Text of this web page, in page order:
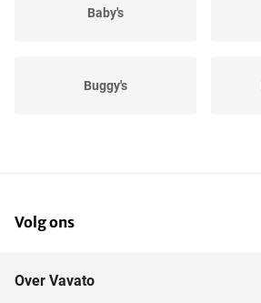
Baby's
Buggy's
Loopstoelen
Volg ons
Over Vavato